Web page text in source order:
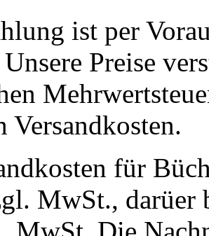
ist per
Preise
Versandkosten.
für
MwSt., darüer